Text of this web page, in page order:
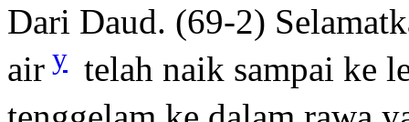
Dari Daud. (69-2)
air y telah naik sampai ke